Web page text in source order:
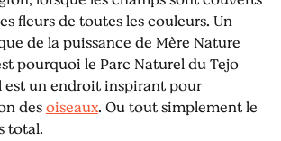
fleurs de toutes les couleurs. Un
de la puissance de Mère Nature
pourquoi le Parc Naturel du Tejo
un endroit inspirant pour
desoiseaux. Ou tout simplement le
total.